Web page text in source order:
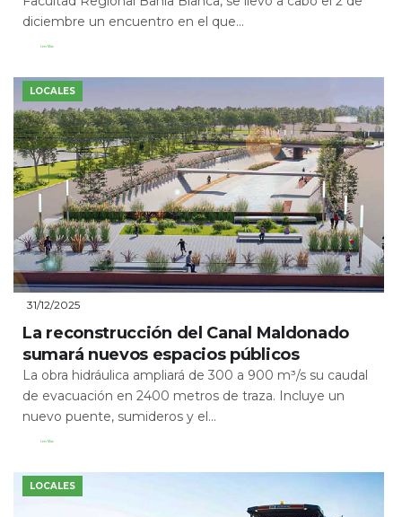
diciembre un encuentro en el que...
Leer Más
LOCALES
31/12/2025
La reconstrucción del Canal Maldonado
sumará nuevos espacios públicos
La obra hidráulica ampliará de 300 a 900 m³/s su caudal
de evacuación en 2400 metros de traza. Incluye un
nuevo puente, sumideros y el...
Leer Más
LOCALES